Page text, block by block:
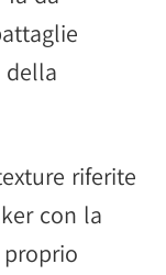
della
riferite
con la